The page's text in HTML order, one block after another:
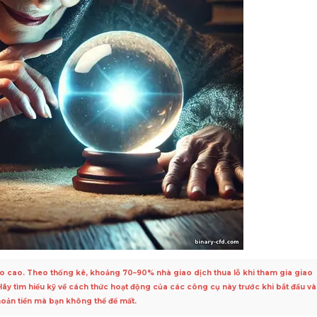
cao. Theo thống kê, khoảng 70–90% nhà giao dịch thua lỗ khi tham gia giao
tìm hiểu kỹ về cách thức hoạt động của các công cụ này trước khi bắt đầu và
tiền mà bạn không thể để mất.